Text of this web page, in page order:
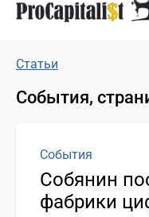
Статьи
События,
События
Собянин
фабрики